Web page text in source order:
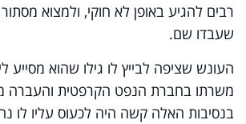
רבים להגיע באופן לא חוקי, ולמצוא
שעבדו שם.
העונש שציפה לבייץ לו גילו שהוא מסייע
משרתו בחברת הנפט הקרפטית והעברה
בנסיבות האלה קשה היה לכעוס עליו לו